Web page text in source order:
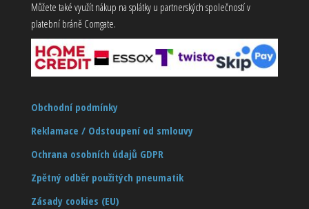
Můžete také využít nákup na splátky u partnerských společností v
platební bráně Comgate.
Obchodní podmínky
Reklamace / Odstoupení od smlouvy
Ochrana osobních údajů GDPR
Zpětný odběr použitých pneumatik
Zásady cookies (EU)